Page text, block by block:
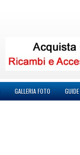
GALLERIA FOTO